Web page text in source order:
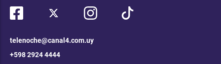
telenoche@canal4.com.uy
+598 2924 4444